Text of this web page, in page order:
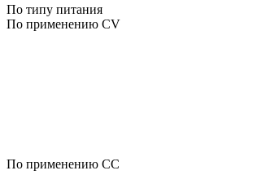
По типу питания
По применению CV
По применению CC